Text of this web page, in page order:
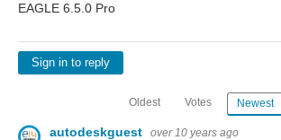
EAGLE 6.5.0 Pro
Sign in to reply
Oldest Votes Newest
autodeskguest over 10 years ago